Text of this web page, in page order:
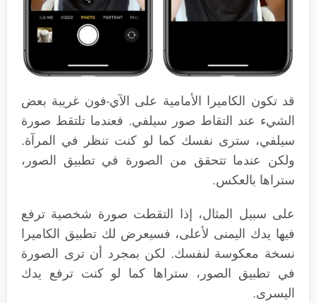
قد تكون الكاميرا الأمامية على الآي-فون غريبة بعض
الشيء عند التقاط صور سيلفي. فعندما تلتقط صورة
سيلفي، سترى نفسك كما لو كنت تنظر في المرآة.
ولكن عندما تتحقق من الصورة في تطبيق الصور،
ستراها بالعكس.
على سبيل المثال، إذا التقطت صورة شخصية ترفع
فيها يدك اليمنى لأعلى، فسيعرض لك تطبيق الكاميرا
نسخة معكوسة لنفسك. لكن بمجرد أن ترى الصورة
في تطبيق الصور، ستراها كما لو كنت ترفع يدك
اليسرى.